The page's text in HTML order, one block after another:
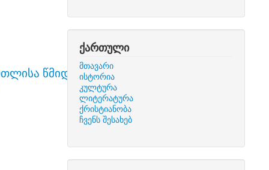
წმიდისა და
ქართული
მთავარი
ისტორია
კულტურა
ლიტერატურა
ქრისტიანობა
ჩვენს შესახებ